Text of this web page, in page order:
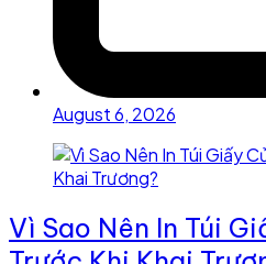
August 6, 2026
Vì Sao Nên In Túi